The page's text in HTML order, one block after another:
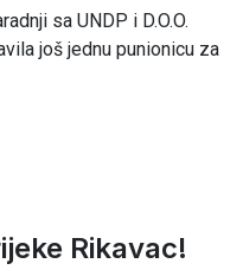
sa UNDP i D.O.O.
još jednu punionicu za
Rikavac!